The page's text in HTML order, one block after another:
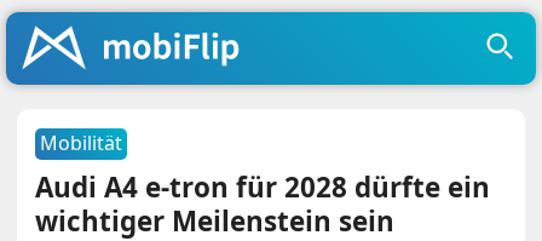
Mobilität
Audi A4 e-tron für 2028 dürfte ein
wichtiger Meilenstein sein